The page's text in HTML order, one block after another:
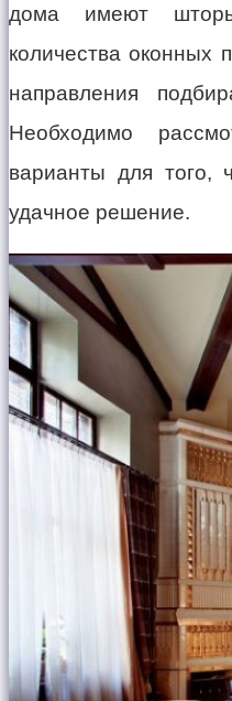
дома имеют
количества оконных
направления
Необходимо
варианты для того,
удачное решение.